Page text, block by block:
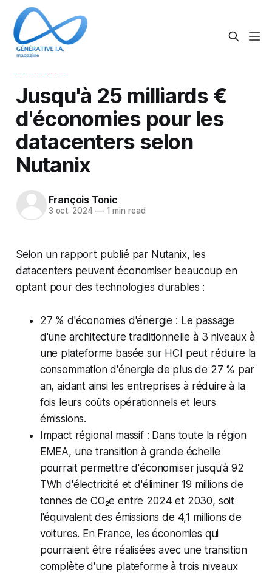
Jusqu'à 25 milliards €
d'économies pour les
datacenters selon
Nutanix
François Tonic
3 oct. 2024 —1 min read
Selon un rapport publié par Nutanix, les
datacenters peuvent économiser beaucoup en
optant pour des technologies durables :
27 % d'économies d'énergie : Le passage
d'une architecture traditionnelle à 3 niveaux à
une plateforme basée sur HCI peut réduire la
consommation d'énergie de plus de 27 % par
an, aidant ainsi les entreprises à réduire à la
fois leurs coûts opérationnels et leurs
émissions.
Impact régional massif : Dans toute la région
EMEA, une transition à grande échelle
pourrait permettre d'économiser jusqu'à 92
TWh d'électricité et d'éliminer 19 millions de
tonnes de CO₂e entre 2024 et 2030, soit
l'équivalent des émissions de 4,1 millions de
voitures. En France, les économies qui
pourraient être réalisées avec une transition
complète d'une plateforme à trois niveaux